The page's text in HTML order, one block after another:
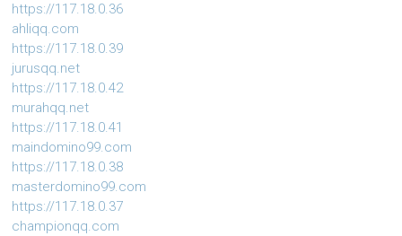
https://117.18.0.36
ahliqq.com
https://117.18.0.39
jurusqq.net
https://117.18.0.42
murahqq.net
https://117.18.0.41
maindomino99.com
https://117.18.0.38
masterdomino99.com
https://117.18.0.37
championqq.com